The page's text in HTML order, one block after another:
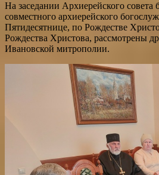
На заседании Архиерейского
совместного архиерейского
Пятидесятнице, по Рождестве
Рождества Христова, рассмотрены
Ивановской митрополии.